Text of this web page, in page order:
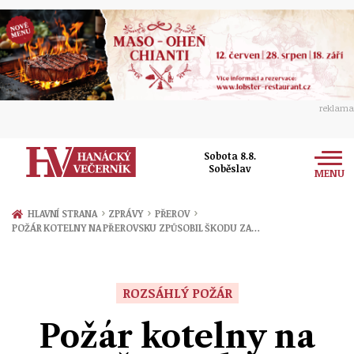
reklama
Sobota 8.8.
Soběslav
MENU
Zprávy
Přerov
Ekonomika
Ženy
Sport
HLAVNÍ STRANA › ZPRÁVY › PŘEROV ›
POŽÁR KOTELNY NA PŘEROVSKU ZPŮSOBIL ŠKODU ZA…
ROZSÁHLÝ POŽÁR
Požár kotelny na